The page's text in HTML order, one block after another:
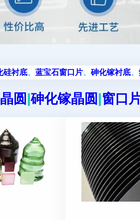
硅衬底、 蓝宝石窗口片、 砷化镓衬底、
圆|砷化镓晶圆|窗口